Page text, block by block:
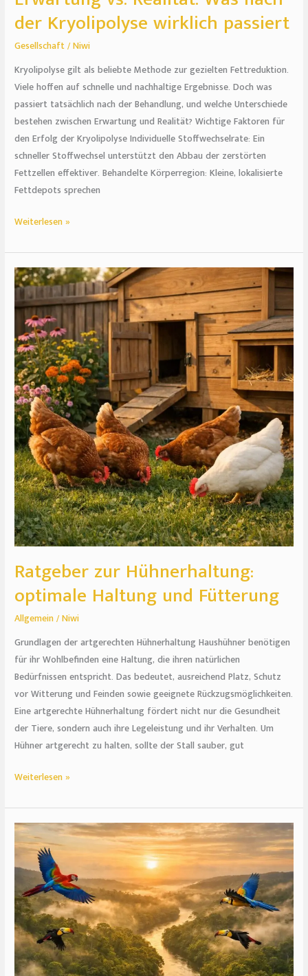
der Kryolipolyse wirklich passiert
Gesellschaft/Niwi
Kryolipolyse gilt als beliebte Methode zur gezielten Fettreduktion.
Viele hoffen auf schnelle und nachhaltige Ergebnisse. Doch was
passiert tatsächlich nach der Behandlung, und welche Unterschiede
bestehen zwischen Erwartung und Realität? Wichtige Faktoren für
den Erfolg der Kryolipolyse Individuelle Stoffwechselrate: Ein
schneller Stoffwechsel unterstützt den Abbau der zerstörten
Fettzellen effektiver. Behandelte Körperregion: Kleine, lokalisierte
Fettdepots sprechen
Weiterlesen »
Ratgeber zur Hühnerhaltung:
optimale Haltung und Fütterung
Allgemein/Niwi
Grundlagen der artgerechten Hühnerhaltung Haushühner benötigen
für ihr Wohlbefinden eine Haltung, die ihren natürlichen
Bedürfnissen entspricht. Das bedeutet, ausreichend Platz, Schutz
vor Witterung und Feinden sowie geeignete Rückzugsmöglichkeiten.
Eine artgerechte Hühnerhaltung fördert nicht nur die Gesundheit
der Tiere, sondern auch ihre Legeleistung und ihr Verhalten. Um
Hühner artgerecht zu halten, sollte der Stall sauber, gut
Ratgeber
zur
Hühnerhaltung:
optimale
Haltung
und
Fütterung
Weiterlesen »
Von
Polarlichtern
bis
Safari:
Unvergessliche
Abenteuer
warten
auf
Sie